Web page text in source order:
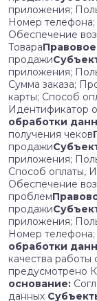
приложения;
Номер телефона;
Обеспечение
Товара
продажи
приложения;
Сумма заказа;
карты; Способ
Идентификатор
обработки
получения чеков
продажи
приложения;
Способ оплаты,
Обеспечение
проблем
продажи
приложения;
Номер
обработки
качества
предусмотрено
основание:
данных